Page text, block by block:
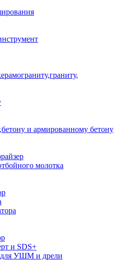
и армированному бетону
молотка
и SDS+
для УШМ и дрели